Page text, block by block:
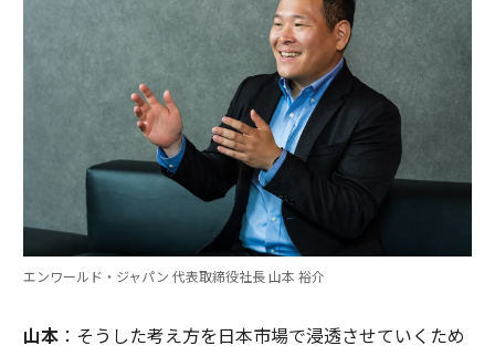
エンワールド・ジャパン 代表取締役社長 山本 裕介
山本：そうした考え方を日本市場で浸透させていくため